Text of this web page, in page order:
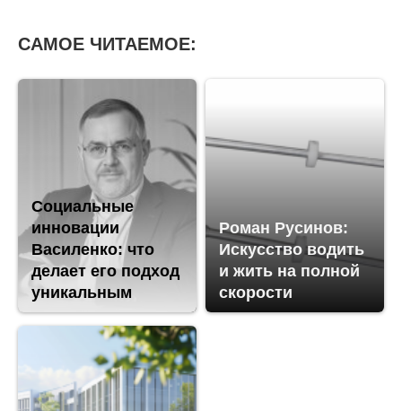
САМОЕ ЧИТАЕМОЕ:
Социальные
инновации
Василенко: что
делает его подход
уникальным
Роман Русинов:
Искусство водить
и жить на полной
скорости